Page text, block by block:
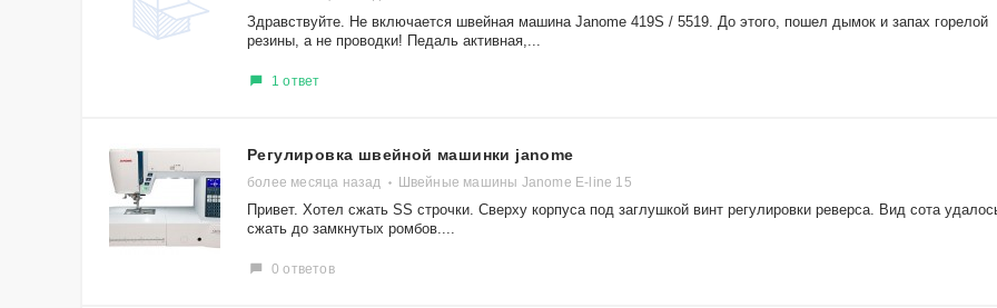
Здравствуйте. Не включается швейная машина Janome 419S / 5519. До этого, пошел дымок и запах горелой
резины, а не проводки! Педаль активная,...
1 ответ
Регулировка швейной машинки janome
более месяца назад Швейные машины Janome E-line 15
Привет. Хотел сжать SS строчки. Сверху корпуса под заглушкой винт регулировки реверса. Вид сота
сжать до замкнутых ромбов....
0 ответов